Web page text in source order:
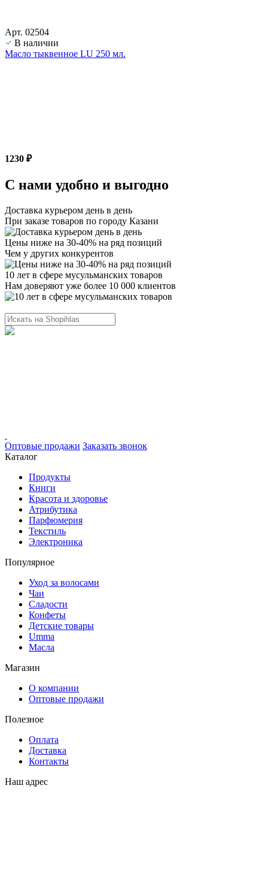
Арт. 02504
В наличии
Масло тыквенное LU 250 мл.
1230 ₽
С нами удобно и выгодно
Доставка курьером день в день
При заказе товаров по городу Казани
Цены ниже на 30-40% на ряд позиций
Чем у других конкурентов
10 лет в сфере мусульманских товаров
Нам доверяют уже более 10 000 клиентов
Оптовые продажи Заказать звонок
Каталог
Продукты
Книги
Красота и здоровье
Атрибутика
Парфюмерия
Текстиль
Электроника
Популярное
Уход за волосами
Чаи
Сладости
Конфеты
Детские товары
Umma
Масла
Магазин
О компании
Оптовые продажи
Полезное
Оплата
Доставка
Контакты
Наш адрес